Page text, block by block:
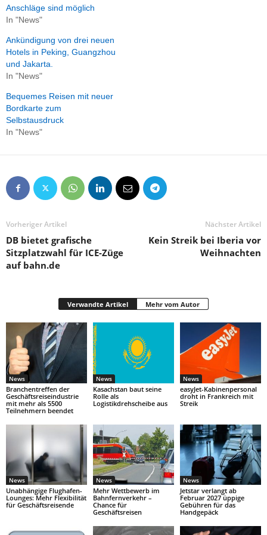
Anschläge sind möglich
In "News"
Ankündigung von drei neuen
Hotels in Peking, Guangzhou
und Jakarta.
In "News"
Bequemes Reisen mit neuer
Bordkarte zum
Selbstausdruck
In "News"
Vorheriger Artikel
DB bietet grafische
Sitzplatzwahl für ICE-Züge
auf bahn.de
Nächster Artikel
Kein Streik bei Iberia vor
Weihnachten
Verwandte Artikel Mehr vom Autor
News
Branchentreffen der
Geschäftsreiseindustrie
mit mehr als 5500
Teilnehmern beendet
News
Kasachstan baut seine
Rolle als
Logistikdrehscheibe aus
News
easyJet-Kabinenpersonal
droht in Frankreich mit
Streik
News
Unabhängige Flughafen-
Lounges: Mehr Flexibilität
für Geschäftsreisende
News
Mehr Wettbewerb im
Bahnfernverkehr –
Chance für
Geschäftsreisen
News
Jetstar verlangt ab
Februar 2027 üppige
Gebühren für das
Handgepäck